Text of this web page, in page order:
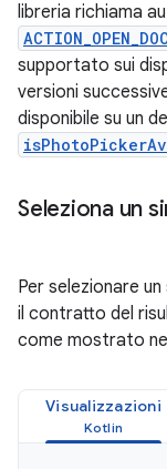
libreria richiama
supportato sui
versioni
disponibile su un
Seleziona un
Per selezionare
il contratto del
come mostrato
Visualizzazioni